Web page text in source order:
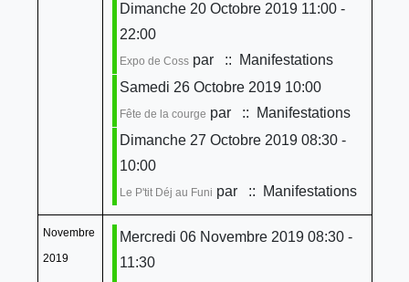
Dimanche 20 Octobre 2019 11:00 -
22:00
Expo de Cosspar
:: Manifestations
Samedi 26 Octobre 2019 10:00
Fête de la courge par
:: Manifestations
Dimanche 27 Octobre 2019 08:30 -
10:00
Le P'tit Déj au Funi par :: Manifestations
Novembre
2019
Mercredi 06 Novembre 2019 08:30 -
11:30